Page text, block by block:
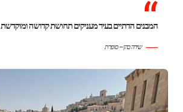
המבנים הדתיים בעיר מעניקים תחושת קדושה ומוקדשת
שירה כהן – סופרת